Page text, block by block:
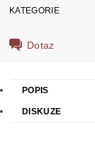
KATEGORIE
Dotaz
POPIS
DISKUZE